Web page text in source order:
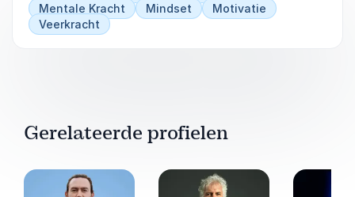
Mentale Kracht
Mindset
Motivatie
Veerkracht
Gerelateerde profielen